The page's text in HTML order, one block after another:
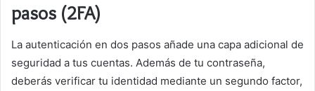
pasos (2FA)
La autenticación en dos pasos añade una capa adicional de
seguridad a tus cuentas. Además de tu contraseña,
deberás verificar tu identidad mediante un segundo factor,